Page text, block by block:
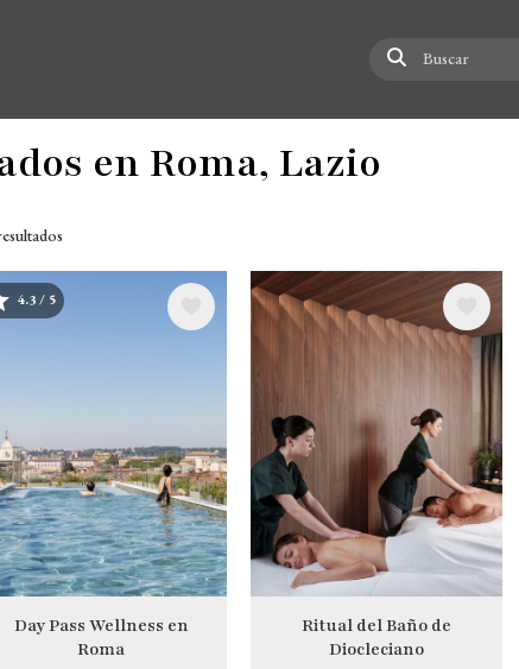
Buscar
en Roma, Lazio
4.3 / 5
Day Pass Wellness en
Roma
Image
Ritual del Baño de
Diocleciano